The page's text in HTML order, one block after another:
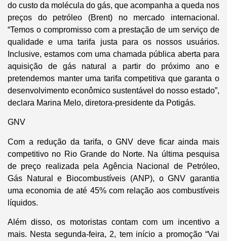
do custo da molécula do gás, que acompanha a queda nos
preços do petróleo (Brent) no mercado internacional.
“Temos o compromisso com a prestação de um serviço de
qualidade e uma tarifa justa para os nossos usuários.
Inclusive, estamos com uma chamada pública aberta para
aquisição de gás natural a partir do próximo ano e
pretendemos manter uma tarifa competitiva que garanta o
desenvolvimento econômico sustentável do nosso estado”,
declara Marina Melo, diretora-presidente da Potigás.
GNV
Com a redução da tarifa, o GNV deve ficar ainda mais
competitivo no Rio Grande do Norte. Na última pesquisa
de preço realizada pela Agência Nacional de Petróleo,
Gás Natural e Biocombustíveis (ANP), o GNV garantia
uma economia de até 45% com relação aos combustíveis
líquidos.
Além disso, os motoristas contam com um incentivo a
mais. Nesta segunda-feira, 2, tem início a promoção “Vai